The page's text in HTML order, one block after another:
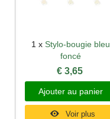
1 x Stylo-bougie bleu
foncé
€ 3,65
Ajouter au panier
Voir plus